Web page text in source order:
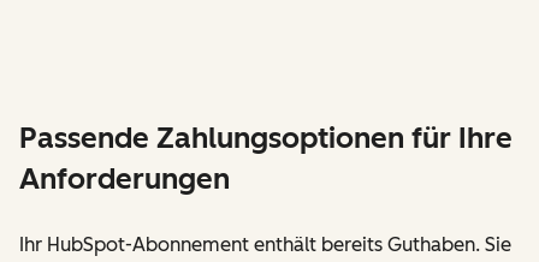
Passende Zahlungsoptionen für Ihre
Anforderungen
Ihr HubSpot-Abonnement enthält bereits Guthaben. Sie